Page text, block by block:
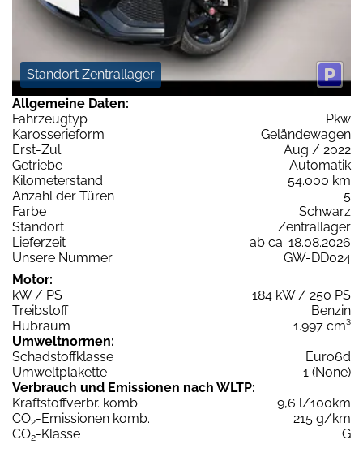
Standort Zentrallager
Allgemeine Daten:
Fahrzeugtyp
Pkw
Karosserieform
Geländewagen
Erst-Zul.
Aug / 2022
Getriebe
Automatik
Kilometerstand
54.000 km
Anzahl der Türen
5
Farbe
Schwarz
Standort
Zentrallager
Lieferzeit
ab ca. 18.08.2026
Unsere Nummer
GW-DD024
Motor:
kW / PS
184 kW / 250 PS
Treibstoff
Benzin
Hubraum
1.997 cm³
Umweltnormen:
Schadstoffklasse
Euro6d
Umweltplakette
1 (None)
Verbrauch und Emissionen nach WLTP:
Kraftstoffverbr. komb.
9,6 l/100km
CO2-Emissionen komb.
215 g/km
CO2-Klasse
G